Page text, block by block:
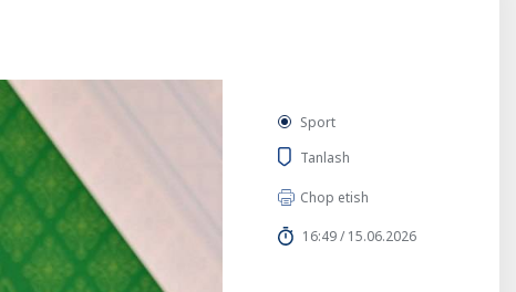
Sport
Tanlash
Chop etish
16:49 / 15.06.2026